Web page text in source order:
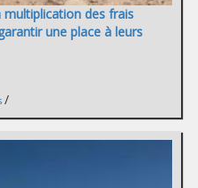
multiplication des frais
une place à leurs
/